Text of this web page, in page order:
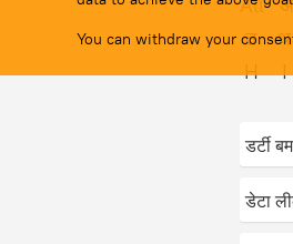
You can withdraw your त
थ
H
I
डर्टी बम
डेटा